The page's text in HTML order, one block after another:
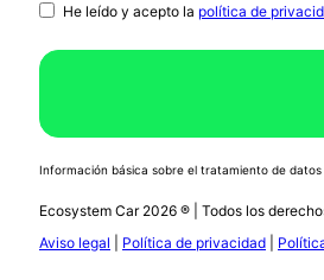
He leído y acepto la política de
Información básica sobre el tratamiento de datos
Ecosystem Car 2026 ® | Todos los
Aviso legal
Política de privacidad